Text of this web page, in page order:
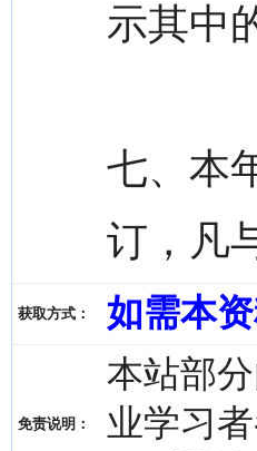
示其中
七、本
订，凡
获取方式： 如需本
免责说明：
本站部
业学习